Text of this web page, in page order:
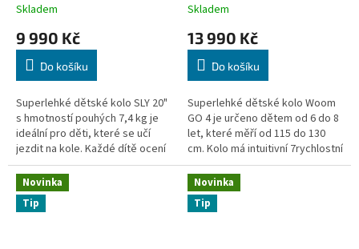
Skladem
9 990 Kč
Do košíku
Superlehké dětské kolo SLY 20"
s hmotností pouhých 7,4 kg je
ideální pro děti, které se učí
jezdit na kole. Každé dítě ocení
jeho nízkou hmotnost při
manévrování během jízdy,...
Skladem
13 990 Kč
Do košíku
Superlehké dětské kolo Woom
GO 4 je určeno dětem od 6 do 8
let, které měří od 115 do 130
cm. Kolo má intuitivní 7rychlostní
řazení, 20″ kola a díky speciální
dětské geometrii je...
Novinka
Tip
Novinka
Tip